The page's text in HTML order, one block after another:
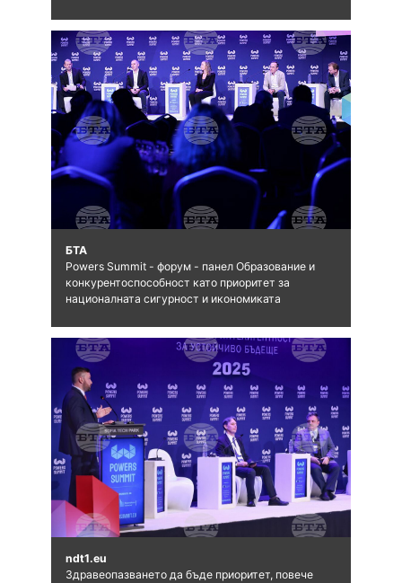
БТА
Powers Summit - форум - панел Образование и
конкурентоспособност като приоритет за
националната сигурност и икономиката
ndt1.eu
Здравеопазването да бъде приоритет, повече